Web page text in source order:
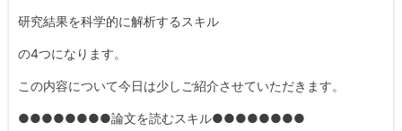
研究結果を科学的に解析するスキル
の4つになります。
この内容について今日は少しご紹介させていただきます。
●●●●●●●●論文を読むスキル●●●●●●●●